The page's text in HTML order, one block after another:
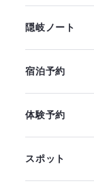
隠岐ノート
宿泊予約
体験予約
スポット